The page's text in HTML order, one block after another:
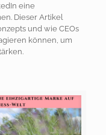
eine
Dieser Artikel
und wie CEOs
können, um